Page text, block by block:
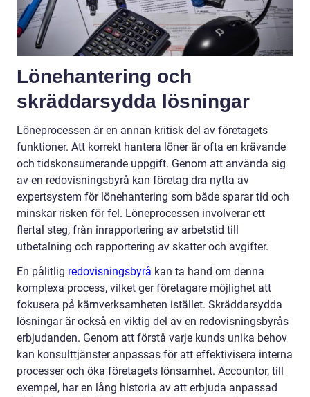
Lönehantering och
skräddarsydda lösningar
Löneprocessen är en annan kritisk del av företagets
funktioner. Att korrekt hantera löner är ofta en krävande
och tidskonsumerande uppgift. Genom att använda sig
av en redovisningsbyrå kan företag dra nytta av
expertsystem för lönehantering som både sparar tid och
minskar risken för fel. Löneprocessen involverar ett
flertal steg, från inrapportering av arbetstid till
utbetalning och rapportering av skatter och avgifter.
En pålitlig redovisningsbyrå kan ta hand om denna
komplexa process, vilket ger företagare möjlighet att
fokusera på kärnverksamheten istället. Skräddarsydda
lösningar är också en viktig del av en redovisningsbyrås
erbjudanden. Genom att förstå varje kunds unika behov
kan konsulttjänster anpassas för att effektivisera interna
processer och öka företagets lönsamhet. Accountor, till
exempel, har en lång historia av att erbjuda anpassad